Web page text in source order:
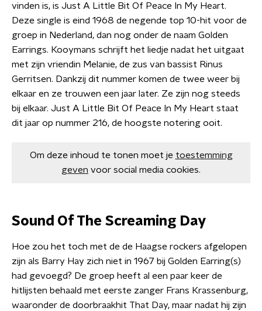
vinden is, is Just A Little Bit Of Peace In My Heart.
Deze single is eind 1968 de negende top 10-hit voor de
groep in Nederland, dan nog onder de naam Golden
Earrings. Kooymans schrijft het liedje nadat het uitgaat
met zijn vriendin Melanie, de zus van bassist Rinus
Gerritsen. Dankzij dit nummer komen de twee weer bij
elkaar en ze trouwen een jaar later. Ze zijn nog steeds
bij elkaar. Just A Little Bit Of Peace In My Heart staat
dit jaar op nummer 216, de hoogste notering ooit.
Om deze inhoud te tonen moet je toestemming
geven voor social media cookies.
Sound Of The Screaming Day
Hoe zou het toch met de de Haagse rockers afgelopen
zijn als Barry Hay zich niet in 1967 bij Golden Earring(s)
had gevoegd? De groep heeft al een paar keer de
hitlijsten behaald met eerste zanger Frans Krassenburg,
waaronder de doorbraakhit That Day, maar nadat hij zijn